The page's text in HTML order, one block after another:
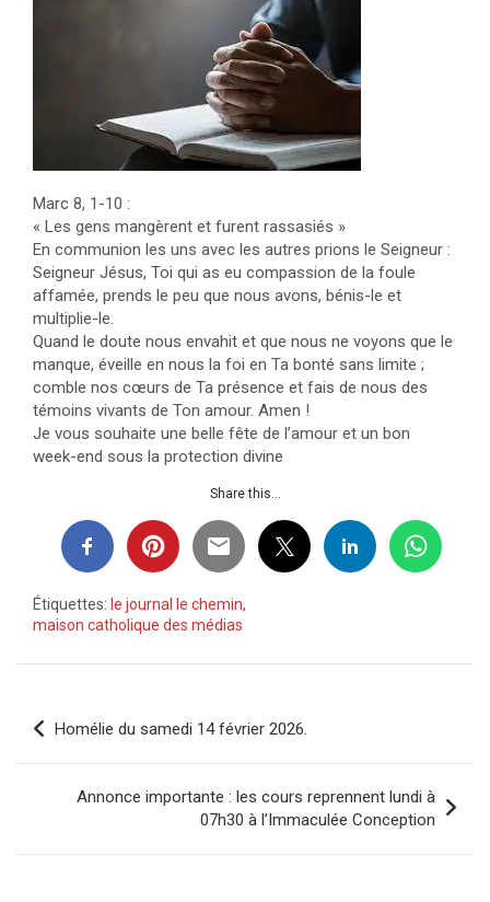
Marc 8, 1-10 :
« Les gens mangèrent et furent rassasiés »
En communion les uns avec les autres prions le Seigneur :
Seigneur Jésus, Toi qui as eu compassion de la foule
affamée, prends le peu que nous avons, bénis-le et
multiplie-le.
Quand le doute nous envahit et que nous ne voyons que le
manque, éveille en nous la foi en Ta bonté sans limite ;
comble nos cœurs de Ta présence et fais de nous des
témoins vivants de Ton amour. Amen !
Je vous souhaite une belle fête de l’amour et un bon
week-end sous la protection divine
Share this...
Étiquettes: le journal le chemin,
maison catholique des médias
Navigation
de
l’article
Homélie du samedi 14 février 2026.
Annonce importante : les cours reprennent lundi à
07h30 à l’Immaculée Conception